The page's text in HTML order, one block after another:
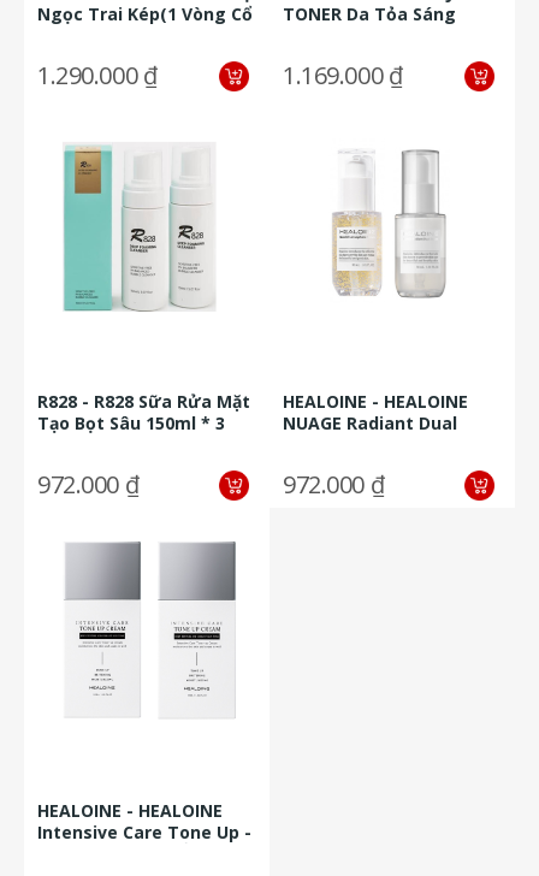
Ngọc Trai Kép(1 Vòng Cổ
1.290.000 ₫
TONER Da Tỏa Sáng
1.169.000 ₫
R828 - R828 Sữa Rửa Mặt
Tạo Bọt Sâu 150ml * 3
972.000 ₫
HEALOINE - HEALOINE
NUAGE Radiant Dual
972.000 ₫
HEALOINE - HEALOINE
Intensive Care Tone Up -